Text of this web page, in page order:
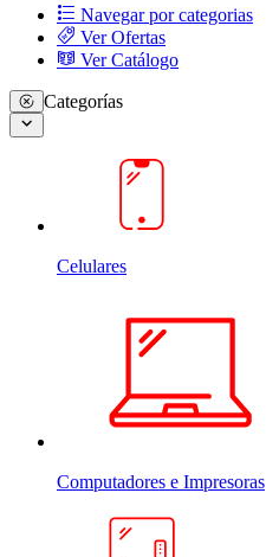
Navegar por categorias
Ver Ofertas
Ver Catálogo
Categorías
Celulares
Computadores e Impresoras